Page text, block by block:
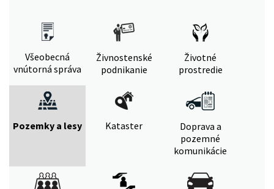
Všeobecná
vnútorná správa
Živnostenské
podnikanie
Životné
prostredie
Pozemky a lesy Kataster
Doprava a
pozemné
komunikácie